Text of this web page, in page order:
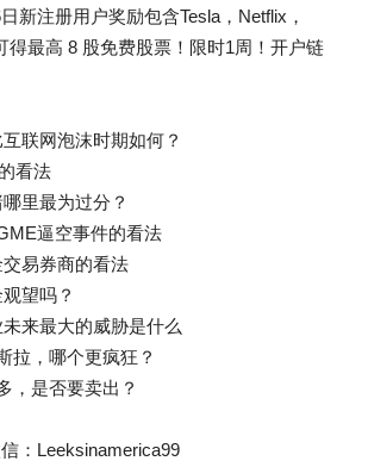
新注册用户奖励包含Tesla，Netflix，
得最高 8 股免费股票！限时1周！开户链
联网泡沫时期如何？
看法
里最为过分？
逼空事件的看法
易券商的看法
望吗？
来最大的威胁是什么
拉，哪个更疯狂？
，是否要卖出？
：Leeksinamerica99